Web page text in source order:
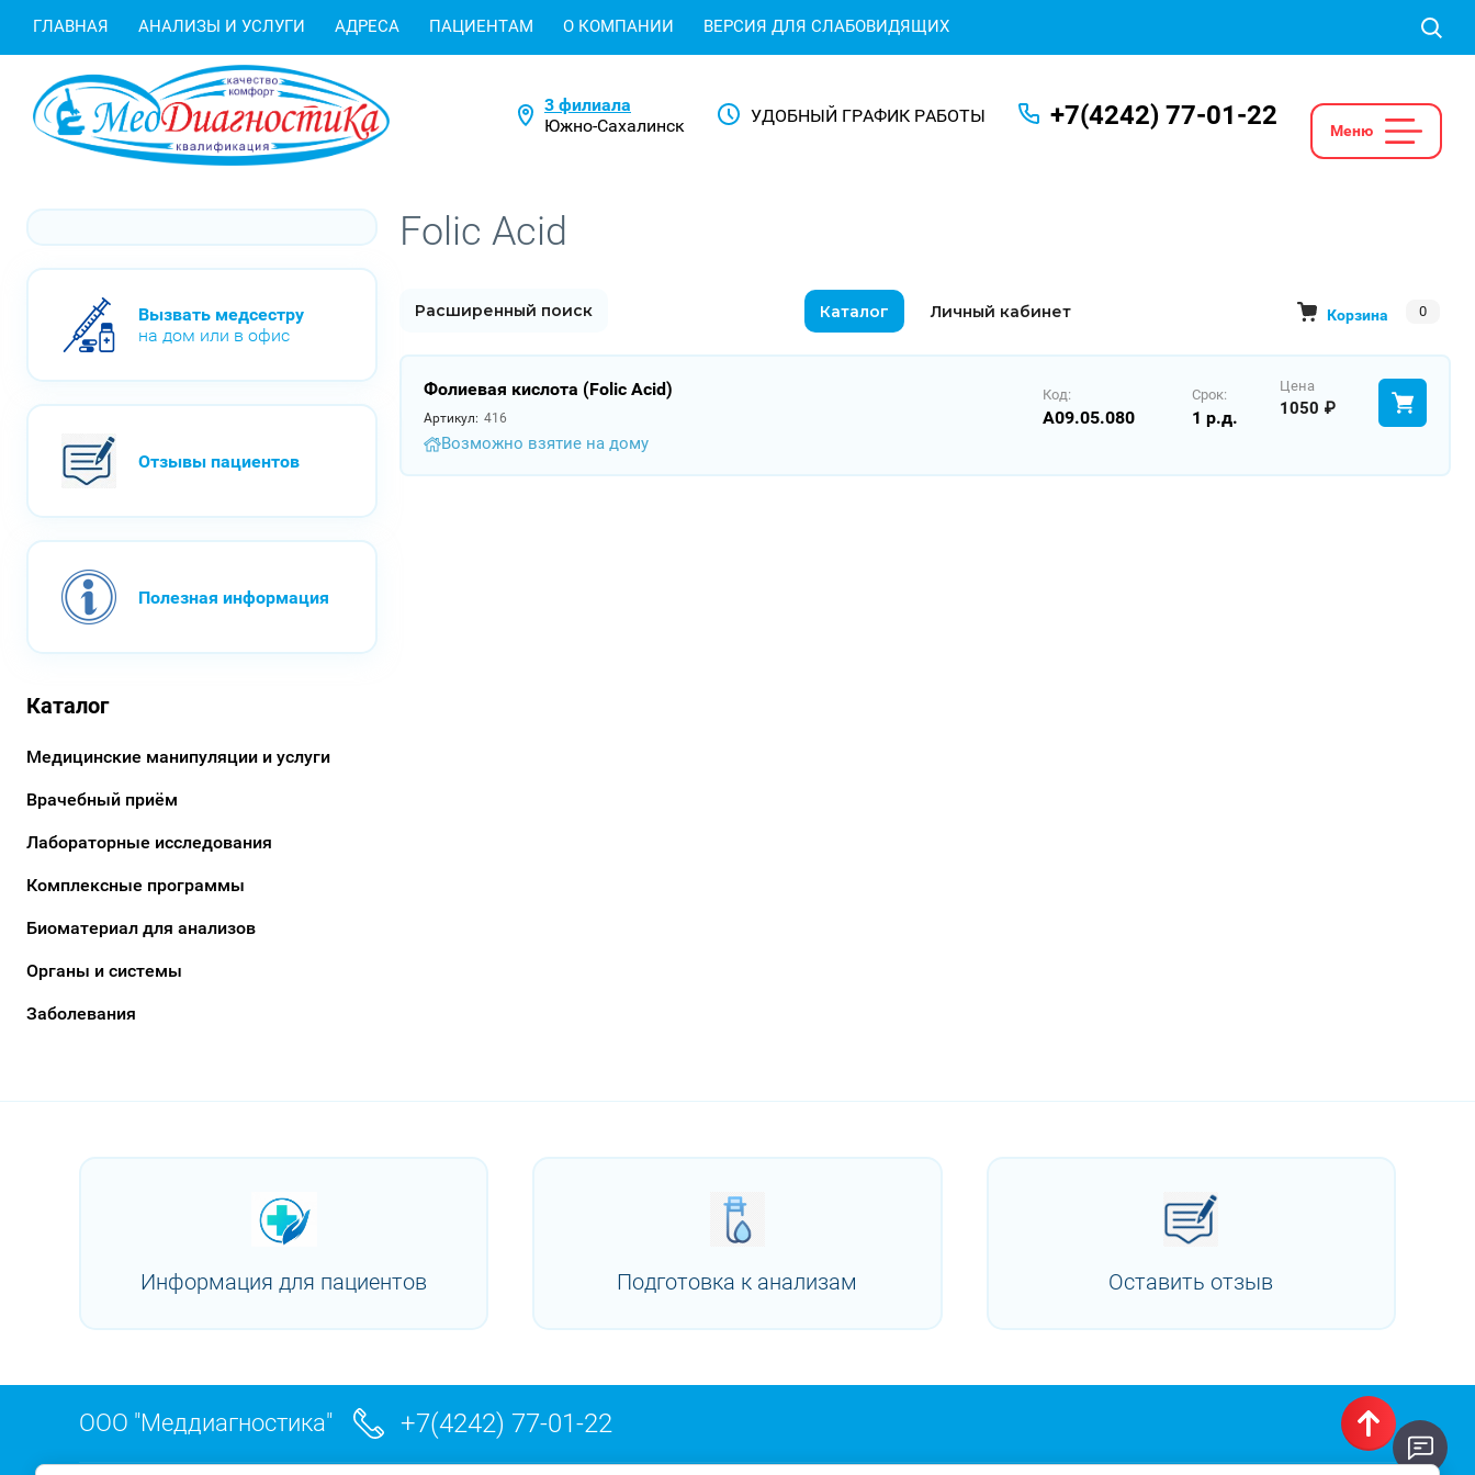
ГЛАВНАЯ АНАЛИЗЫ И УСЛУГИ АДРЕСА ПАЦИЕНТАМ О КОМПАНИИ ВЕРСИЯ ДЛЯ СЛАБОВИДЯЩИХ
3 филиала
Южно-Сахалинск
УДОБНЫЙ ГРАФИК РАБОТЫ +7(4242) 77-01-22
Вызвать медсестру
на дом или в офис
Отзывы пациентов
Полезная информация
Каталог
Медицинские манипуляции и услуги
Врачебный приём
Лабораторные исследования
Комплексные программы
Биоматериал для анализов
Органы и системы
Заболевания
Folic Acid
Расширенный поиск Каталог Личный кабинет Корзина 0
Фолиевая кислота (Folic Acid)
Артикул: 416
Возможно взятие на дому
Код:
A09.05.080
Срок:
1 р.д.
Цена
1050
Информация для пациентов Подготовка к анализам Оставить отзыв
ООО "Меддиагностика" +7(4242) 77-01-22